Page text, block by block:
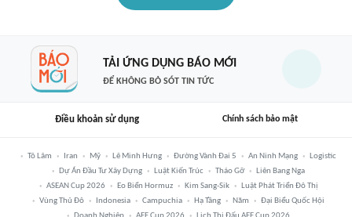
TẢI ỨNG DỤNG BÁO MỚI
ĐỂ KHÔNG BỎ SÓT TIN TỨC
Điều khoản sử dụng Chính sách bảo mật
Tô Lâm Iran Mỹ Lê Minh Hưng Đường Vành Đai 5 An Ninh Mạng
Logistic
Dự Án Đầu Tư Xây Dựng
Luật Kiến Trúc Tháo Gỡ
Liên Bang Nga
ASEAN Cup 2026
Eo Biển Hormuz Kim Sang-Sik
Luật Phát Triển Đô Thị
Vùng Thủ Đô
Indonesia Campuchia Hạ Tầng Năm
Đại Biểu Quốc Hội